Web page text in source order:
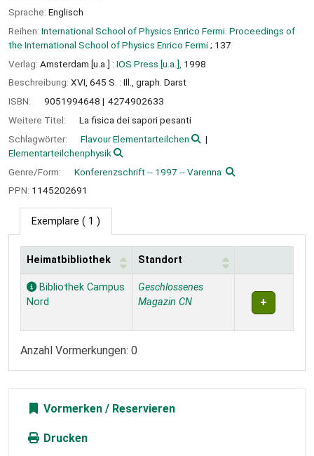
Sprache: Englisch
Reihen: International School of Physics Enrico Fermi. Proceedings of
the International School of Physics Enrico Fermi; 137
Verlag: Amsterdam [u.a.] : IOS Press [u.a.], 1998
Beschreibung: XVI, 645 S. : Ill., graph. Darst
ISBN:
9051994648
4274902633
Weitere Titel:
La fisica dei sapori pesanti
Schlagwörter:
Flavour Elementarteilchen
Elementarteilchenphysik
Genre/Form:
Konferenzschrift -- 1997 -- Varenna
PPN: 1145202691
Exemplare ( 1 )
Exemplare
Heimatbibliothek Standort
Bibliothek Campus
Nord
Geschlossenes
Magazin CN
Anzahl Vormerkungen: 0
Vormerken
Drucken